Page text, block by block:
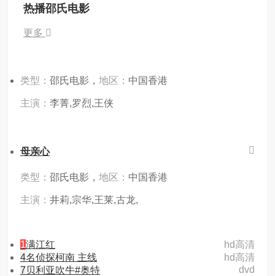
热播邵氏电影
更多
类型： 邵氏电影， 地区： 中国香港
主演： 李菁,罗烈,王侠
母亲心
类型： 邵氏电影， 地区： 中国香港
主演： 井莉,宗华,王莱,古龙,
hd高清
1满江红
hd高清
4名侦探柯南 主线
dvd
7 贝利亚吹牛#奥特